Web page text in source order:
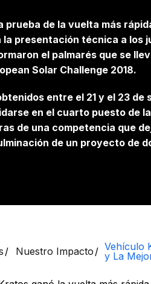
prueba de la vuelta más
la presentación técnica a los
el palmarés que se
Solar Challenge 2018.
entre el 21 y el 23
en el cuarto puesto de
de una competencia que
de un proyecto de
Nuestro Impacto
Vehículo
y La